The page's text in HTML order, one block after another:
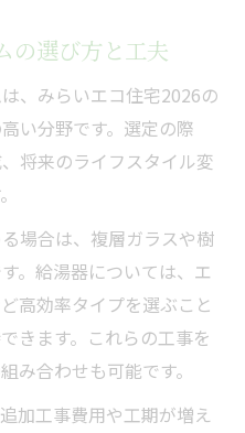
の選び方と工夫
、みらいエコ住宅2026の
い分野です。選定の際
将来のライフスタイル変
場合は、複層ガラスや樹
。給湯器については、エ
高効率タイプを選ぶこと
きます。これらの工事を
み合わせも可能です。
加工事費用や工期が増え